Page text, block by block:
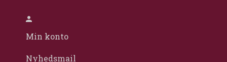
Min konto
Nyhedsmail